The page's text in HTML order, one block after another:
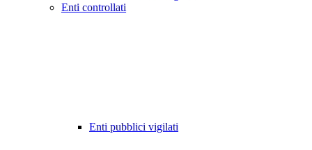
Enti controllati
Enti pubblici vigilati